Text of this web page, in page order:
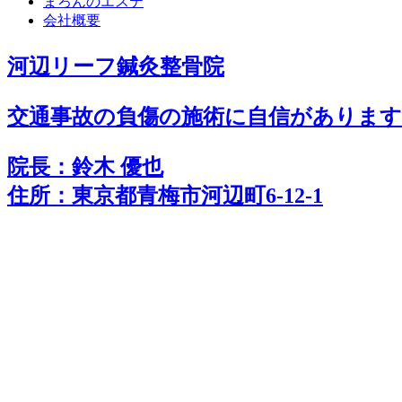
会社概要
河辺リーフ鍼灸整骨院
交通事故の負傷の施術に自信がありま
院長：鈴木 優也
住所：東京都青梅市河辺町6-12-1